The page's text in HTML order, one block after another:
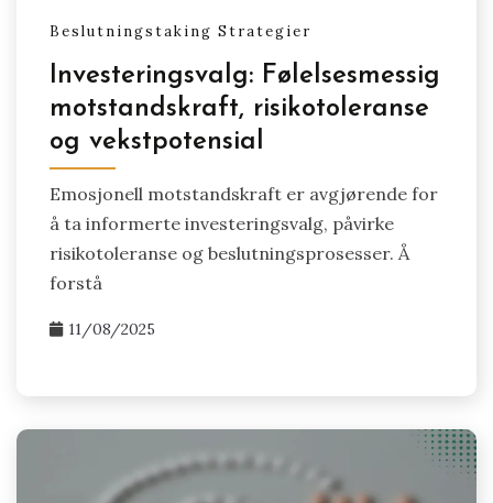
Beslutningstaking Strategier
Investeringsvalg: Følelsesmessig
motstandskraft, risikotoleranse
og vekstpotensial
Emosjonell motstandskraft er avgjørende for
å ta informerte investeringsvalg, påvirke
risikotoleranse og beslutningsprosesser. Å
forstå
11/08/2025